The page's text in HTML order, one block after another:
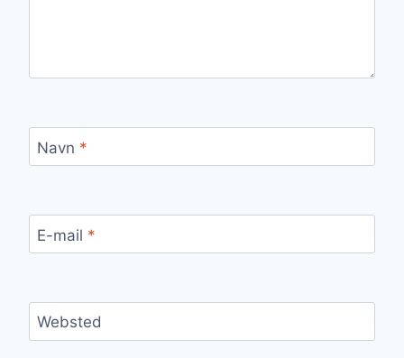
Navn *
E-mail *
Websted